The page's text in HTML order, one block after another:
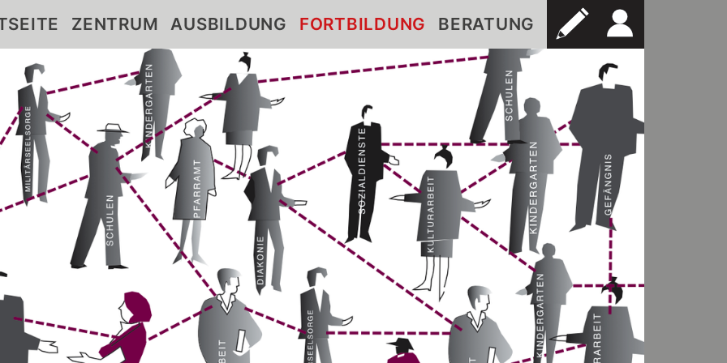
ZENTRUM AUSBILDUNG FORTBILDUNG BERATUNG